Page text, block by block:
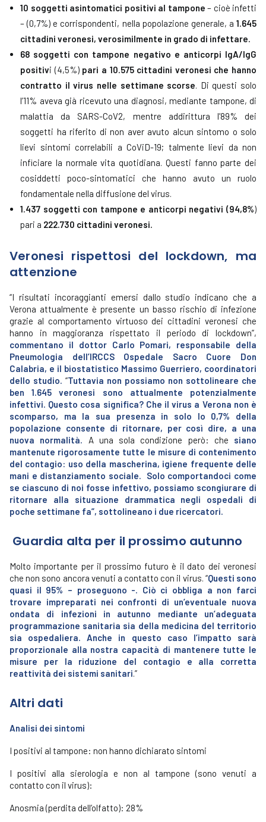
10 soggetti asintomatici positivi al tampone – cioè infetti
– (0,7%) e corrispondenti, nella popolazione generale, a 1.645
cittadini veronesi, verosimilmente in grado di infettare.
68 soggetti con tampone negativo e anticorpi IgA/IgG
positivi (4,5%) pari a 10.575 cittadini veronesi che hanno
contratto il virus nelle settimane scorse. Di questi solo
l’11% aveva già ricevuto una diagnosi, mediante tampone, di
malattia da SARS-CoV2, mentre addirittura l’89% dei
soggetti ha riferito di non aver avuto alcun sintomo o solo
lievi sintomi correlabili a CoViD-19; talmente lievi da non
inficiare la normale vita quotidiana. Questi fanno parte dei
cosiddetti poco-sintomatici che hanno avuto un ruolo
fondamentale nella diffusione del virus.
1.437 soggetti con tampone e anticorpi negativi (94,8%)
pari a 222.730 cittadini veronesi.
Veronesi rispettosi del lockdown, ma
attenzione
“I risultati incoraggianti emersi dallo studio indicano che a
Verona attualmente è presente un basso rischio di infezione
grazie al comportamento virtuoso dei cittadini veronesi che
hanno in maggioranza rispettato il periodo di lockdown”,
commentano il dottor Carlo Pomari, responsabile della
Pneumologia dell’IRCCS Ospedale Sacro Cuore Don
Calabria, e il biostatistico Massimo Guerriero, coordinatori
dello studio. “Tuttavia non possiamo non sottolineare che
ben 1.645 veronesi sono attualmente potenzialmente
infettivi. Questo cosa significa? Che il virus a Verona non è
scomparso, ma la sua presenza in solo lo 0,7% della
popolazione consente di ritornare, per così dire, a una
nuova normalità. A una sola condizione però: che siano
mantenute rigorosamente tutte le misure di contenimento
del contagio: uso della mascherina, igiene frequente delle
mani e distanziamento sociale. Solo comportandoci come
se ciascuno di noi fosse infettivo, possiamo scongiurare di
ritornare alla situazione drammatica negli ospedali di
poche settimane fa”, sottolineano i due ricercatori.
Guardia alta per il prossimo autunno
Molto importante per il prossimo futuro è il dato dei veronesi
che non sono ancora venuti a contatto con il virus. “Questi sono
quasi il 95% – proseguono -. Ciò ci obbliga a non farci
trovare impreparati nei confronti di un’eventuale nuova
ondata di infezioni in autunno mediante un’adeguata
programmazione sanitaria sia della medicina del territorio
sia ospedaliera. Anche in questo caso l’impatto sarà
proporzionale alla nostra capacità di mantenere tutte le
misure per la riduzione del contagio e alla corretta
reattività dei sistemi sanitari.”
Altri dati
Analisi dei sintomi
I positivi al tampone: non hanno dichiarato sintomi
I positivi alla sierologia e non al tampone (sono venuti a
contatto con il virus):
Anosmia (perdita dell’olfatto): 28%